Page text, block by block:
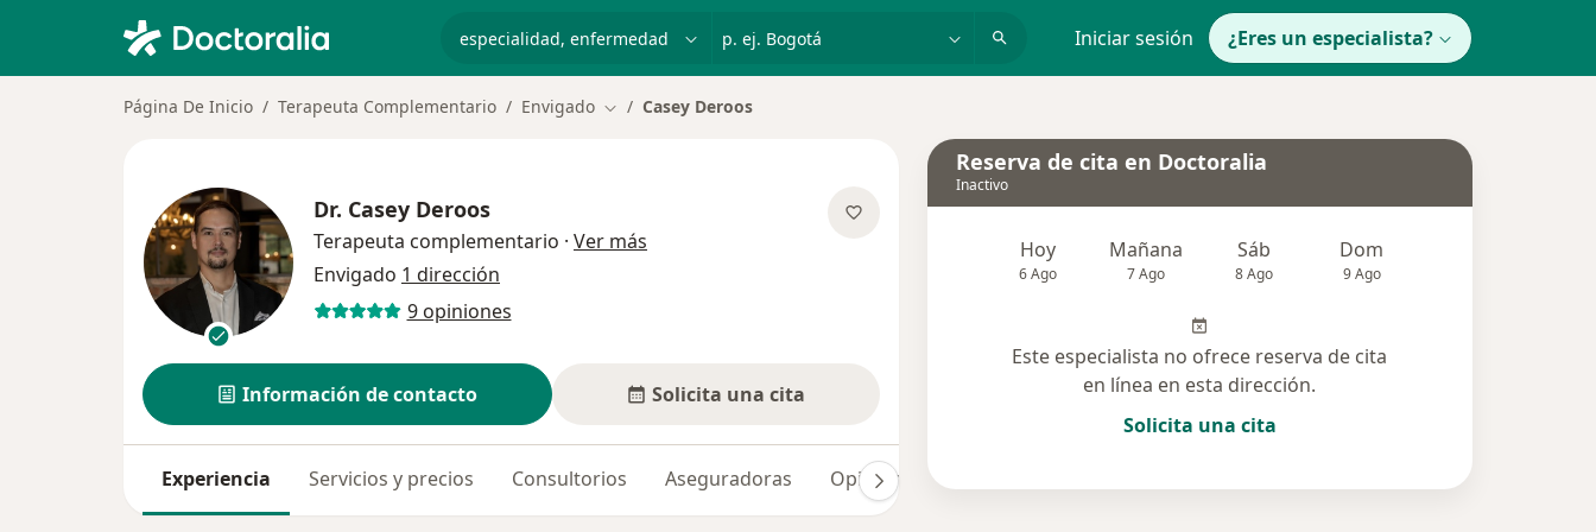
p. ej. Bogotá Iniciar sesión ¿Eres un especialista?
Página De Inicio Terapeuta Complementario Envigado Cambiar de ciudad
Casey Deroos
Dr. Casey Deroos
Terapeuta complementario · Ver más
Envigado 1 dirección
9 opiniones
Información de contacto Solicita una cita
Experiencia Servicios y precios Consultorios Aseguradoras Opiniones (9)
Reserva de cita en Doctoralia
Inactivo
Hoy
6 Ago
Mañana
7 Ago
Sáb
8 Ago
Dom
9 Ago
Este especialista no ofrece reserva de cita
en línea en esta dirección.
Solicita una cita